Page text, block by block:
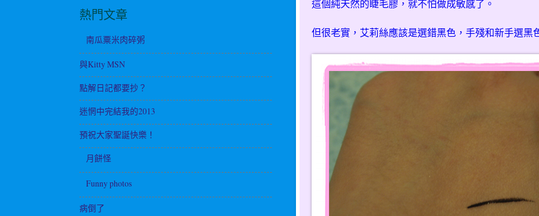
這個純天然的睫毛膠，就不怕做成敏感了。
但很老實，艾莉絲應該是選錯黑色，手殘和新手選黑
熱門文章
南瓜粟米肉碎粥
與Kitty MSN
點解日記都要抄？
迷惘中完結我的2013
預祝大家聖誕快樂！
月餅怪
Funny photos
病倒了